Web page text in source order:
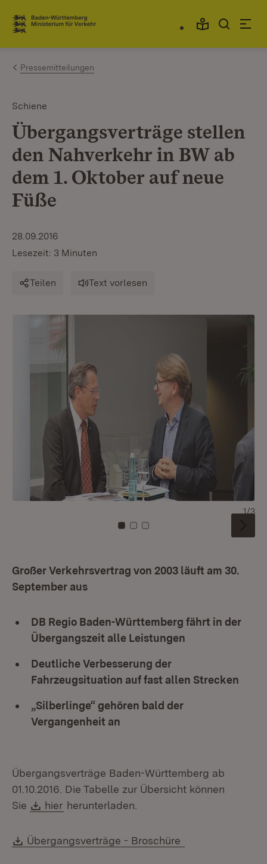
Zum Inhalt springen
Link zur Startseite
Pressemitteilungen
Schiene
Übergangsverträge stellen
den Nahverkehr in BW ab
dem 1. Oktober auf neue
Füße
28.09.2016
Lesezeit: 3 Minuten
Teilen Text vorlesen
Zu Kachel: 0
Zu Kachel: 1
Zu Kachel: 2
1/3
Großer Verkehrsvertrag von 2003 läuft am 30.
September aus
DB Regio Baden-Württemberg fährt in der
Übergangszeit alle Leistungen
Deutliche Verbesserung der
Fahrzeugsituation auf fast allen Strecken
„Silberlinge“ gehören bald der
Vergangenheit an
Übergangsverträge Baden-Württemberg ab
01.10.2016. Die Tabelle zur Übersicht können
Sie
Download:
hier (Öffnet in neuem Fenster)
herunterladen.
Download:
Übergangsverträge - Broschüre